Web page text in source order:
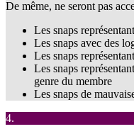
De même, ne seront pas
Les snaps
Les snaps avec des
Les snaps
Les snaps
genre du membre
Les snaps de
4.